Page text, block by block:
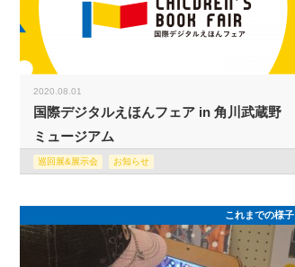
2020.08.01
国際デジタルえほんフェア in 角川武蔵野
ミュージアム
巡回展&展示会 お知らせ
これまでの様子